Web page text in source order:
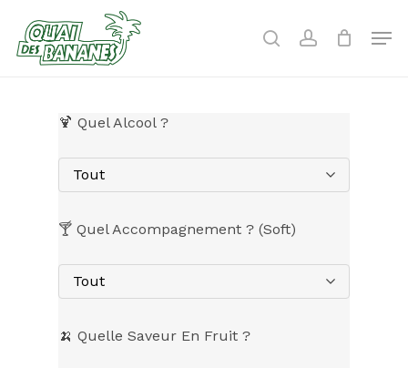
main
content
searchaccount
🍹 Quel Alcool ?
Tout
🍸 Quel Accompagnement ? (Soft)
Tout
🍌 Quelle Saveur En Fruit ?